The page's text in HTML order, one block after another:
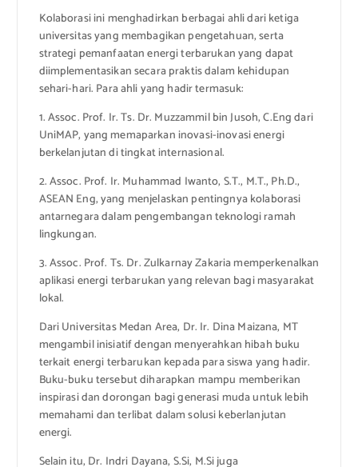
Kolaborasi ini menghadirkan berbagai ahli dari ketiga
universitas yang membagikan pengetahuan, serta
strategi pemanfaatan energi terbarukan yang dapat
diimplementasikan secara praktis dalam kehidupan
sehari-hari. Para ahli yang hadir termasuk:
1. Assoc. Prof. Ir. Ts. Dr. Muzzammil bin Jusoh, C.Eng dari
UniMAP, yang memaparkan inovasi-inovasi energi
berkelanjutan di tingkat internasional.
2. Assoc. Prof. Ir. Muhammad Iwanto, S.T., M.T., Ph.D.,
ASEAN Eng, yang menjelaskan pentingnya kolaborasi
antarnegara dalam pengembangan teknologi ramah
lingkungan.
3. Assoc. Prof. Ts. Dr. Zulkarnay Zakaria memperkenalkan
aplikasi energi terbarukan yang relevan bagi masyarakat
lokal.
Dari Universitas Medan Area, Dr. Ir. Dina Maizana, MT
mengambil inisiatif dengan menyerahkan hibah buku
terkait energi terbarukan kepada para siswa yang hadir.
Buku-buku tersebut diharapkan mampu memberikan
inspirasi dan dorongan bagi generasi muda untuk lebih
memahami dan terlibat dalam solusi keberlanjutan
energi.
Selain itu, Dr. Indri Dayana, S.Si, M.Si juga